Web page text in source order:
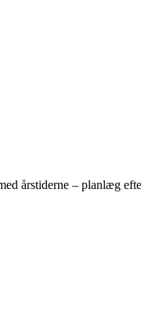
årstiderne – planlæg